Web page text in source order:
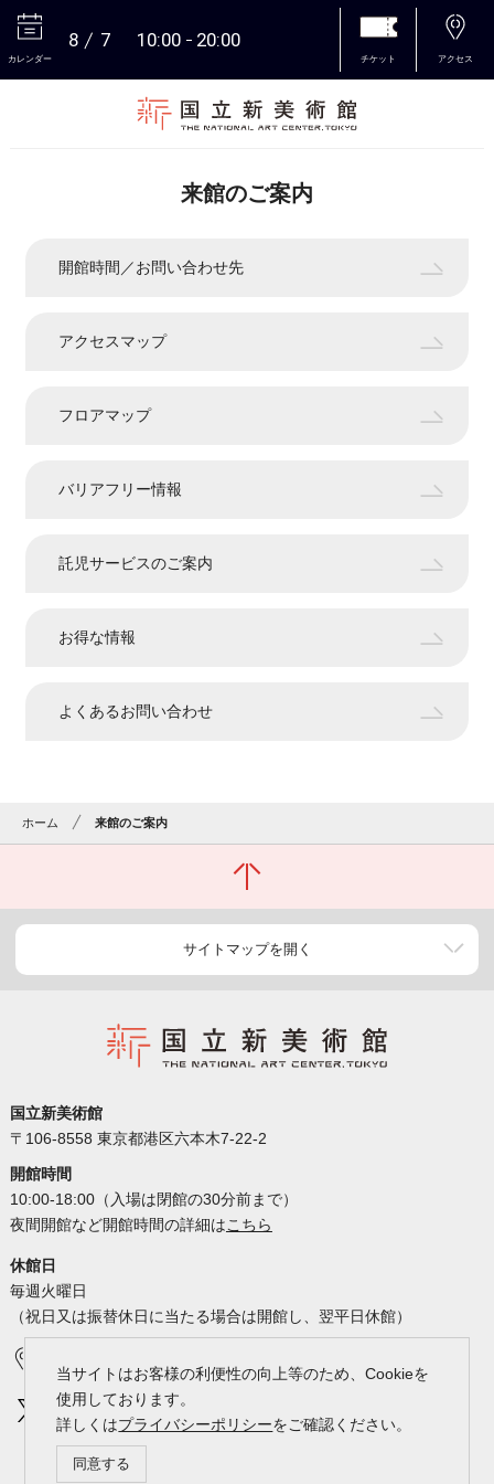
当サイトはお客様の利便性の向上等のため、Cookieを
使用しております。
詳しくはプライバシーポリシーをご確認ください。
同意する
カレンダー
8 7 10:00 20:00
チケット アクセス
来館のご案内
開館時間／お問い合わせ先
アクセスマップ
フロアマップ
バリアフリー情報
託児サービスのご案内
お得な情報
よくあるお問い合わせ
ホーム 来館のご案内
サイトマップを開く
国立新美術館
〒106-8558 東京都港区六本木7-22-2
開館時間
10:00-18:00（入場は閉館の30分前まで）
夜間開館など開館時間の詳細はこちら
休館日
毎週火曜日
（祝日又は振替休日に当たる場合は開館し、翌平日休館）